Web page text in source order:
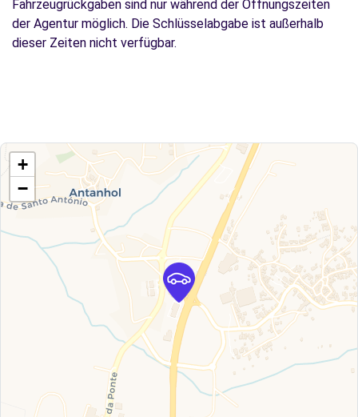
Fahrzeugrückgaben sind nur während der Öffnungszeiten
der Agentur möglich. Die Schlüsselabgabe ist außerhalb
dieser Zeiten nicht verfügbar.
+
−